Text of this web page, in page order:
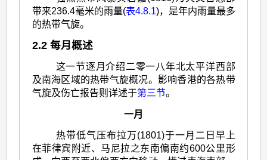
带来236.4毫米的雨量(表4.8.1)，是年内雨量最多
的热带气旋。
2.2 每月概述
这一节逐月介绍二零一八年北太平洋西部
及南海区域的热带气旋概况。影响香港的各热带
气旋及伤亡报告则详述于第三节。
一月
热带低气压布拉万(1801)于一月二日早上
在菲律宾附近、马尼拉之东南偏南约600公里形